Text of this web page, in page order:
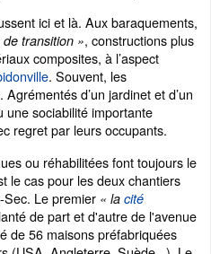
ici et là. Aux baraquements,
transition », constructions plus
composites, à l’aspect
. Souvent, les
d’un jardinet et d’un
une sociabilité importante
regret par leurs occupants.
ou réhabilitées font toujours le
le cas pour les deux chantiers
Sec. Le premier « la cité
de part et d'autre de l'avenue
de 56 maisons préfabriquées